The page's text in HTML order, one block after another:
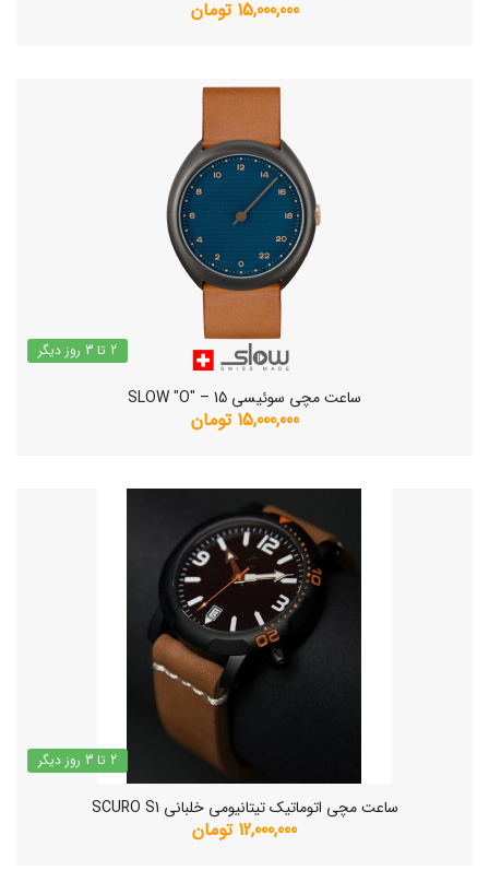
15,000,000 تومان
2 تا 3 روز دیگر
ساعت مچی سوئیسی SLOW "O" – 15
15,000,000 تومان
2 تا 3 روز دیگر
ساعت مچی اتوماتیک تیتانیومی خلبانی SCURO S1
12,000,000 تومان